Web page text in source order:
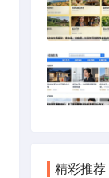
精彩推荐